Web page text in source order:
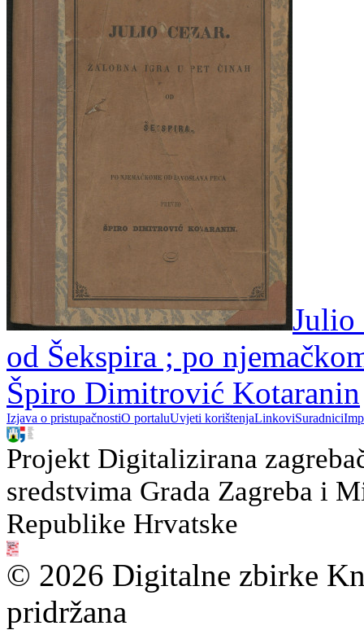
Julio
od Šekspira ; po
Špiro Dimitrović Kotaranin
Izjava o pristupačnostiO portaluUvjeti korištenjaLinkoviSuradnici
Projekt Digitalizirana
sredstvima Grada Zagreba i
Republike Hrvatske
© 2026 Digitalne zbirke
pridržana